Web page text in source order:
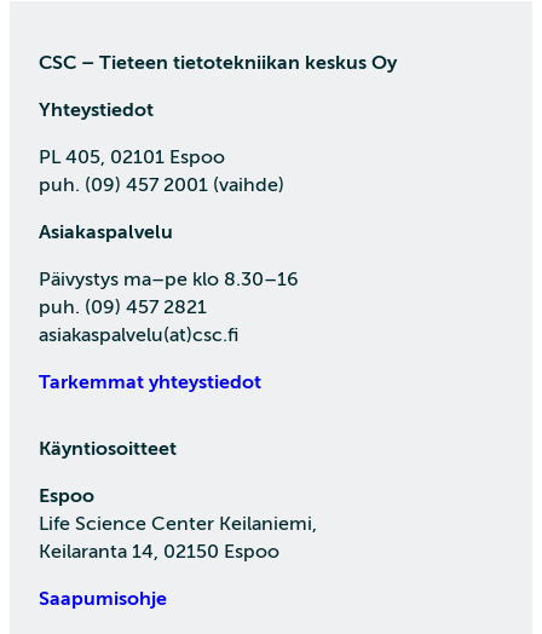
CSC – Tieteen tietotekniikan keskus Oy
Yhteystiedot
PL 405, 02101 Espoo
puh. (09) 457 2001 (vaihde)
Asiakaspalvelu
Päivystys ma–pe klo 8.30–16
puh. (09) 457 2821
asiakaspalvelu(at)csc.fi
Tarkemmat yhteystiedot
Käyntiosoitteet
Espoo
Life Science Center Keilaniemi,
Keilaranta 14, 02150 Espoo
Saapumisohje